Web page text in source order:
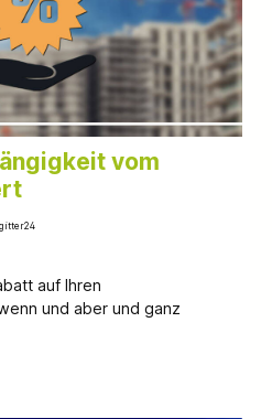
vom
auf Ihren
und aber und ganz